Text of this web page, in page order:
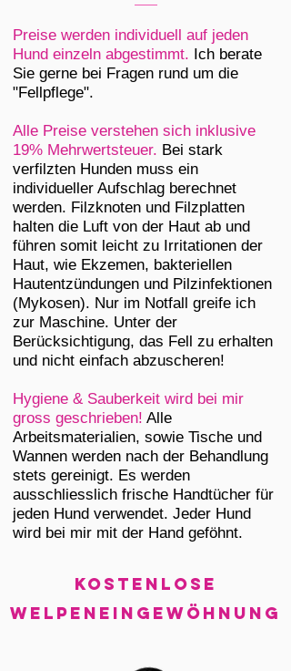
Preise werden individuell auf jeden
Hund einzeln abgestimmt. Ich berate
Sie gerne bei Fragen rund um die
"Fellpflege".
Alle Preise verstehen sich inklusive
19% Mehrwertsteuer. Bei stark
verfilzten Hunden muss ein
individueller Aufschlag berechnet
werden. Filzknoten und Filzplatten
halten die Luft von der Haut ab und
führen somit leicht zu Irritationen der
Haut, wie Ekzemen, bakteriellen
Hautentzündungen und Pilzinfektionen
(Mykosen). Nur im Notfall greife ich
zur Maschine. Unter der
Berücksichtigung, das Fell zu erhalten
und nicht einfach abzuscheren!
Hygiene & Sauberkeit wird bei mir
gross geschrieben! Alle
Arbeitsmaterialien, sowie Tische und
Wannen werden nach der Behandlung
stets gereinigt. Es werden
ausschliesslich frische Handtücher für
jeden Hund verwendet. Jeder Hund
wird bei mir mit der Hand geföhnt.
KOSTENLOSE
WELPENEINGEWÖHNUNG